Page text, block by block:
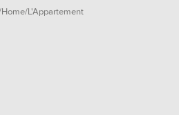
Home L'Appartement